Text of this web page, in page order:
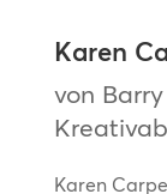
Karen
von
Karen